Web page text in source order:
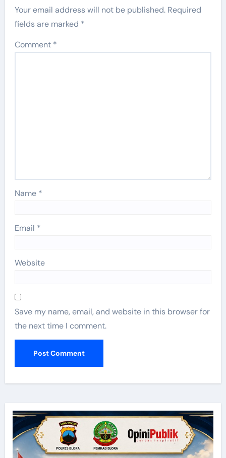
Your email address will not be published. Required
fields are marked *
Comment *
Name *
Email *
Website
Save my name, email, and website in this browser for
the next time I comment.